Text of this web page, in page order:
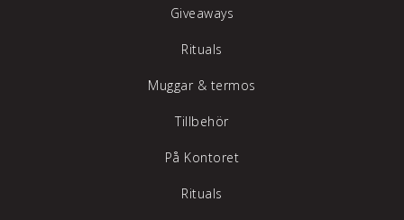
Giveaways
Rituals
Muggar & termos
Tillbehör
På Kontoret
Rituals